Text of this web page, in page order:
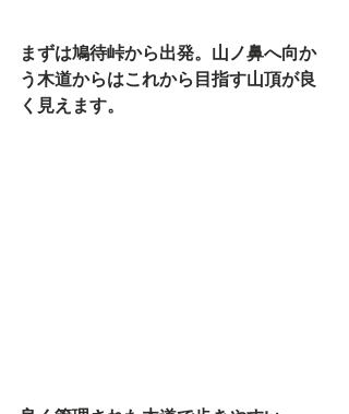
まずは鳩待峠から出発。山ノ鼻へ向か
う木道からはこれから目指す山頂が良
く見えます。